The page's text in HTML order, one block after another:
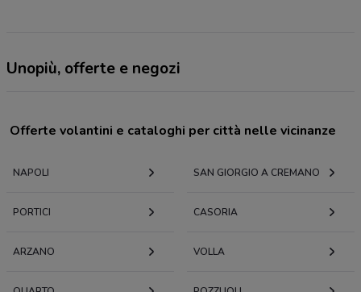
Unopiù, offerte e negozi
Offerte volantini e cataloghi per città nelle vicinanze
NAPOLI SAN GIORGIO A CREMANO
PORTICI CASORIA
ARZANO VOLLA